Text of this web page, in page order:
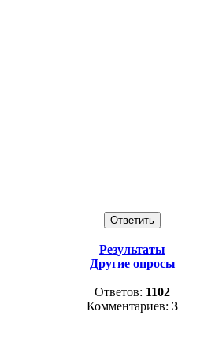
Результаты
Другие опросы
Ответов: 1102
Комментариев: 3